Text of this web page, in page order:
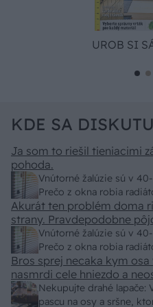
UROB SI
KDE SA
Vnútorné žalúzie sú v
Prečo z okna robia
Ja som to riešil tieniacimi
pohoda.
Vnútorné žalúzie sú v
Prečo z okna robia
Akurát ten problém doma
strany. Pravdepodobne
tienenia na spôsob
predajcovia idú okolo 100
Nekupujte drahé lapače:
pascu na osy a sršne,
Bros sprej necaka kym
nasmrdi cele hniezdo a
pasca naucinke moc